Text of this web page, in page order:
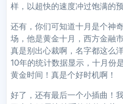
样，以超快的速度冲过饱满的
还有，你们可知道十月是个神
场，他是黄金十月，西方金融
真是别出心裁啊，名字都这么
10年的统计数据显示，十月份
黄金时间！真是个好时机啊！
好了，还有最后一个小插曲！